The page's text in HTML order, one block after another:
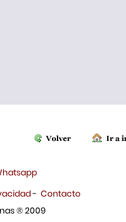
- Contacto
® 2009